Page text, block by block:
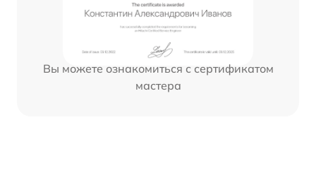
Вы можете ознакомиться с сертификатом
мастера